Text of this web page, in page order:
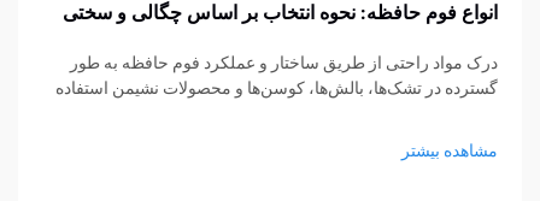
انواع فوم حافظه: نحوه انتخاب بر اساس چگالی و سختی
درک مواد راحتی از طریق ساختار و عملکرد فوم حافظه به طور
گسترده در تشک‌ها، بالش‌ها، کوسن‌ها و محصولات نشیمن استفاده
مشاهده بیشتر